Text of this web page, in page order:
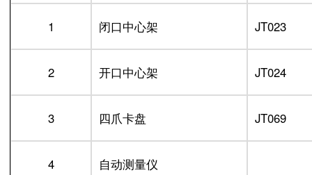
1 闭口中心架 JT023
2 开口中心架 JT024
3 四爪卡盘 JT069
4 自动测量仪